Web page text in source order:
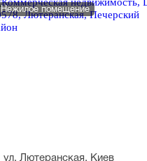
Нежилое помещение
ул. Лютеранская, Киев